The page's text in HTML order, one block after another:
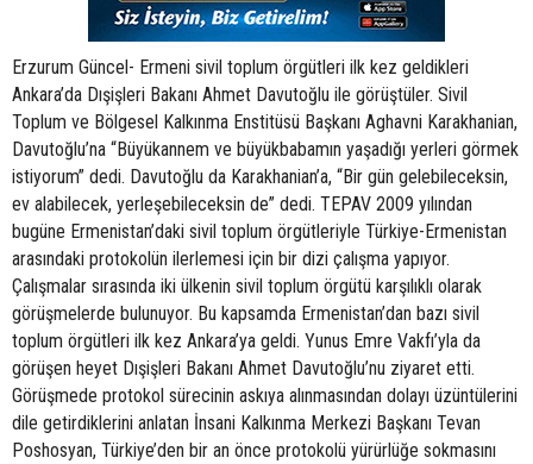
Erzurum Güncel- Ermeni sivil toplum örgütleri ilk kez geldikleri
Ankara’da Dışişleri Bakanı Ahmet Davutoğlu ile görüştüler. Sivil
Toplum ve Bölgesel Kalkınma Enstitüsü Başkanı Aghavni Karakhanian,
Davutoğlu’na “Büyükannem ve büyükbabamın yaşadığı yerleri görmek
istiyorum” dedi. Davutoğlu da Karakhanian’a, “Bir gün gelebileceksin,
ev alabilecek, yerleşebileceksin de” dedi. TEPAV 2009 yılından
bugüne Ermenistan’daki sivil toplum örgütleriyle Türkiye-Ermenistan
arasındaki protokolün ilerlemesi için bir dizi çalışma yapıyor.
Çalışmalar sırasında iki ülkenin sivil toplum örgütü karşılıklı olarak
görüşmelerde bulunuyor. Bu kapsamda Ermenistan’dan bazı sivil
toplum örgütleri ilk kez Ankara’ya geldi. Yunus Emre Vakfı’yla da
görüşen heyet Dışişleri Bakanı Ahmet Davutoğlu’nu ziyaret etti.
Görüşmede protokol sürecinin askıya alınmasından dolayı üzüntülerini
dile getirdiklerini anlatan İnsani Kalkınma Merkezi Başkanı Tevan
Poshosyan, Türkiye’den bir an önce protokolü yürürlüğe sokmasını